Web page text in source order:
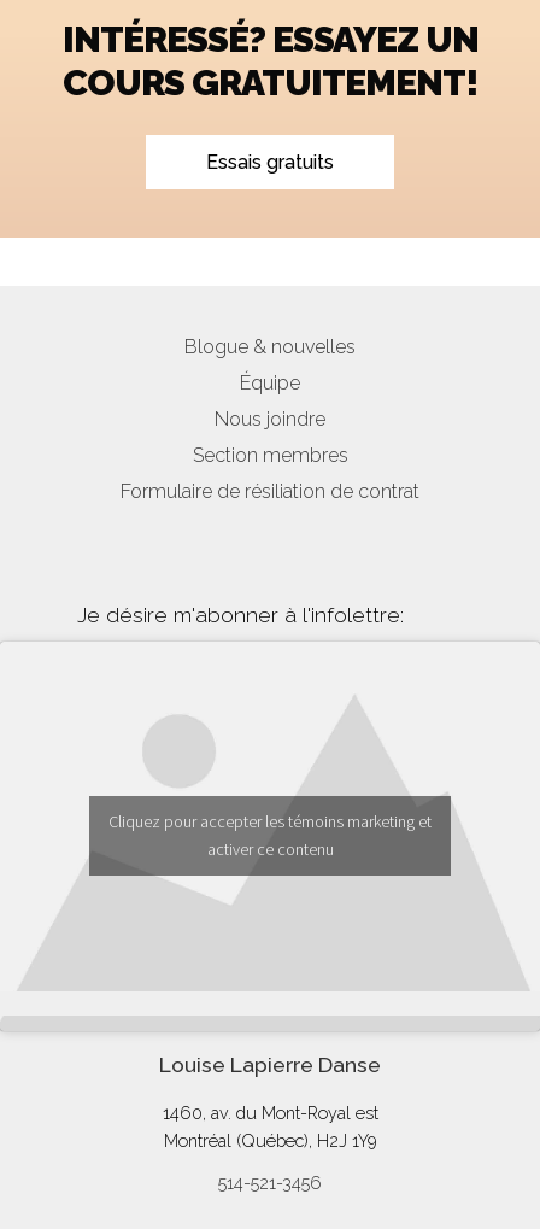
INTÉRESSÉ? ESSAYEZ UN
COURS GRATUITEMENT!
Essais gratuits
Blogue & nouvelles
Équipe
Nous joindre
Section membres
Formulaire de résiliation de contrat
Je désire m'abonner à l'infolettre:
Cliquez pour accepter les témoins marketing et
activer ce contenu
Louise Lapierre Danse
1460, av. du Mont-Royal est
Montréal (Québec), H2J 1Y9
514-521-3456